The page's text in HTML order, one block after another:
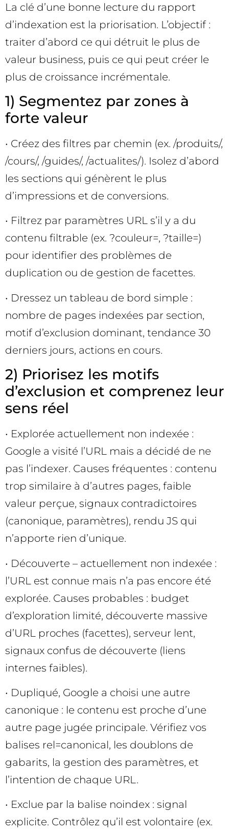
La clé d’une bonne lecture du rapport
d’indexation est la priorisation. L’objectif :
traiter d’abord ce qui détruit le plus de
valeur business, puis ce qui peut créer le
plus de croissance incrémentale.
1) Segmentez par zones à
forte valeur
• Créez des filtres par chemin (ex. /produits/,
/cours/, /guides/, /actualites/). Isolez d’abord
les sections qui génèrent le plus
d’impressions et de conversions.
• Filtrez par paramètres URL s’il y a du
contenu filtrable (ex. ?couleur=, ?taille=)
pour identifier des problèmes de
duplication ou de gestion de facettes.
• Dressez un tableau de bord simple :
nombre de pages indexées par section,
motif d’exclusion dominant, tendance 30
derniers jours, actions en cours.
2) Priorisez les motifs
d’exclusion et comprenez leur
sens réel
• Explorée actuellement non indexée :
Google a visité l’URL mais a décidé de ne
pas l’indexer. Causes fréquentes : contenu
trop similaire à d’autres pages, faible
valeur perçue, signaux contradictoires
(canonique, paramètres), rendu JS qui
n’apporte rien d’unique.
• Découverte – actuellement non indexée :
l’URL est connue mais n’a pas encore été
explorée. Causes probables : budget
d’exploration limité, découverte massive
d’URL proches (facettes), serveur lent,
signaux confus de découverte (liens
internes faibles).
• Dupliqué, Google a choisi une autre
canonique : le contenu est proche d’une
autre page jugée principale. Vérifiez vos
balises rel=canonical, les doublons de
gabarits, la gestion des paramètres, et
l’intention de chaque URL.
• Exclue par la balise noindex : signal
explicite. Contrôlez qu’il est volontaire (ex.